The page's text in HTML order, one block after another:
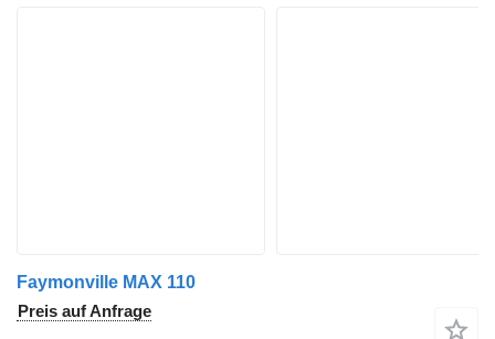
Faymonville MAX 110
Preis auf Anfrage